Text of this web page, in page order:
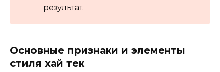
результат.
Основные признаки и элементы
стиля хай тек